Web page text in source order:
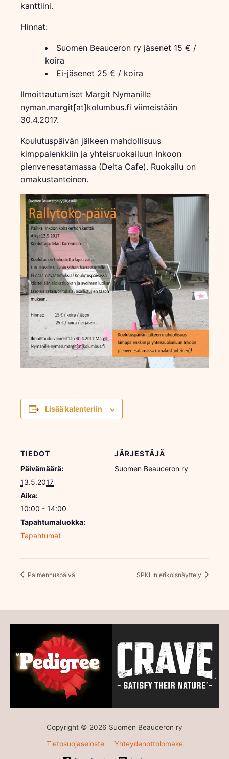
kanttiini.
Hinnat:
Suomen Beauceron ry jäsenet 15 € /
koira
Ei-jäsenet 25 € / koira
Ilmoittautumiset Margit Nymanille
nyman.margit[at]kolumbus.fi viimeistään
30.4.2017.
Koulutuspäivän jälkeen mahdollisuus
kimppalenkkiin ja yhteisruokailuun Inkoon
pienvenesatamassa (Delta Cafe). Ruokailu on
omakustanteinen.
Lisää kalenteriin
TIEDOT
Päivämäärä:
13.5.2017
Aika:
10:00 - 14:00
Tapahtumaluokka:
Tapahtumat
JÄRJESTÄJÄ
Suomen Beauceron ry
Paimennuspäivä SPKL:n erikoisnäyttely
Copyright © 2026 Suomen Beauceron ry
Tietosuojaseloste
Yhteydenottolomake